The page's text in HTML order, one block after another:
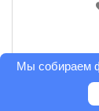
Мы собираем